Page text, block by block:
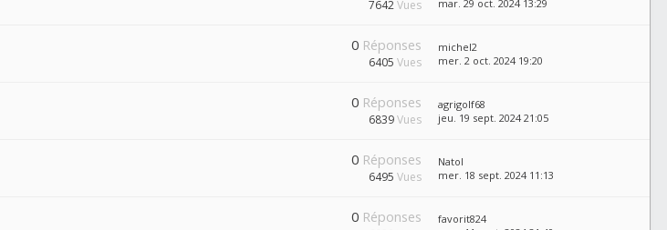
7642Vues
mar. 29 oct. 2024 13:29
0 Réponses
6405 Vues
michel2
mer. 2 oct. 2024 19:20
0 Réponses
6839Vues
agrigolf68
jeu. 19 sept. 2024 21:05
0 Réponses
6495 Vues
Natol
mer. 18 sept. 2024 11:13
0 Réponses
favorit824